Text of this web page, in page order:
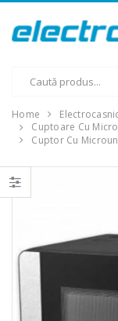
Home
Cuptoare Cu
Cuptor Cu